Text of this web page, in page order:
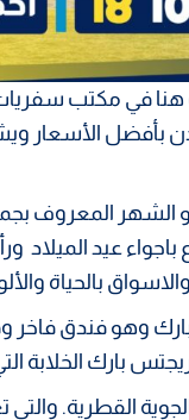
في مكتب
بأفضل
المعروف
عيد الميلاد
بالحياة
وهو فندق فاخر
بارك الخلابة
القطرية.